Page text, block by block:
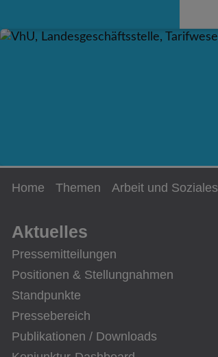
Home Themen Arbeit und Soziales
Aktuelles
Pressemitteilungen
Positionen & Stellungnahmen
Standpunkte
Pressebereich
Publikationen / Downloads